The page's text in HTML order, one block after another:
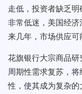
走低，投资者缺乏
非常低迷，美国经
来几年，市场供应
花旗银行大宗商品
周期性需求复苏，
性，使其成为复杂